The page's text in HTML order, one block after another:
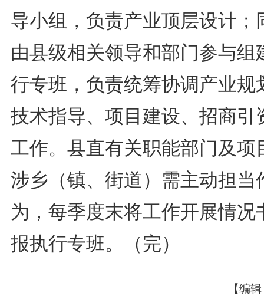
导小组，负责产业顶层设计；
由县级相关领导和部门参与组
行专班，负责统筹协调产业规
技术指导、项目建设、招商引
工作。县直有关职能部门及项
涉乡（镇、街道）需主动担当
为，每季度末将工作开展情况
报执行专班。（完）
【编